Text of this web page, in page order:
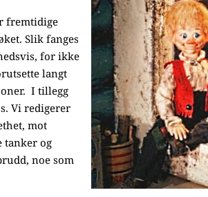
fremtidige
Slik fanges
for ikke
langt
I tillegg
Vi redigerer
mot
tanker og
noe som